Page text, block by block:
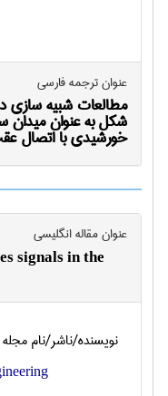
عنوان ترجمه فارسی
مطالعات شبیه سازی
شکل به عنوان
خورشیدی با اتصال
عنوان مقاله انگليسی
signals in the
نویسنده/ناشر/نام